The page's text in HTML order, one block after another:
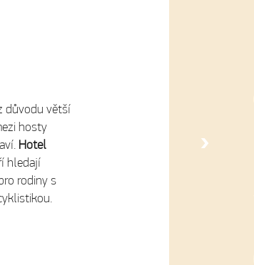
důvodu větší
hosty
Hotel
hledají
rodiny s